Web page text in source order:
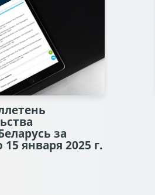
за
января 2025 г.